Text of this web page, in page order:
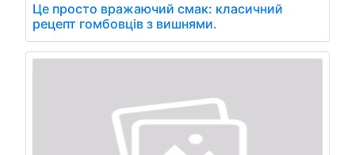
Це просто вражаючий смак: класичний
рецепт гомбовців з вишнями.